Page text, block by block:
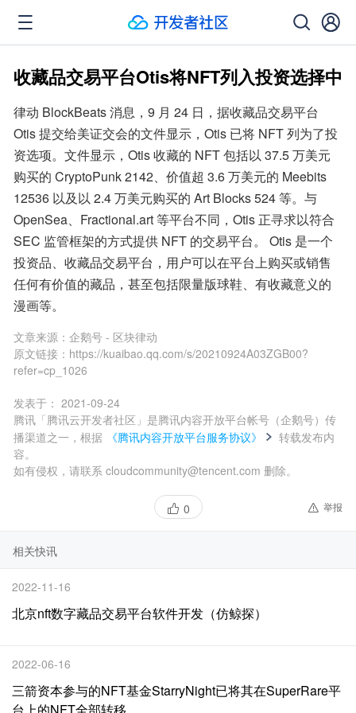
收藏品交易平台Otis将NFT列入投资选择中
律动 BlockBeats 消息，9 月 24 日，据收藏品交易平台
Otis 提交给美证交会的文件显示，Otis 已将 NFT 列为了投
资选项。文件显示，Otis 收藏的 NFT 包括以 37.5 万美元
购买的 CryptoPunk 2142、价值超 3.6 万美元的 Meebits
12536 以及以 2.4 万美元购买的 Art Blocks 524 等。与
OpenSea、Fractional.art 等平台不同，Otis 正寻求以符合
SEC 监管框架的方式提供 NFT 的交易平台。 Otis 是一个
投资品、收藏品交易平台，用户可以在平台上购买或销售
任何有价值的藏品，甚至包括限量版球鞋、有收藏意义的
漫画等。
文章来源： 企鹅号 - 区块律动
原文链接： https://kuaibao.qq.com/s/20210924A03ZGB00?
refer=cp_1026
发表于： 2021-09-24
腾讯「腾讯云开发者社区」是腾讯内容开放平台帐号（企鹅号）传
播渠道之一，根据
《腾讯内容开放平台服务协议》
转载发布内
容。
如有侵权，请联系 cloudcommunity@tencent.com 删除。
0 举报
相关快讯
2022-11-16
北京nft数字藏品交易平台软件开发（仿鲸探）
2022-06-16
三箭资本参与的NFT基金StarryNight已将其在SuperRare平